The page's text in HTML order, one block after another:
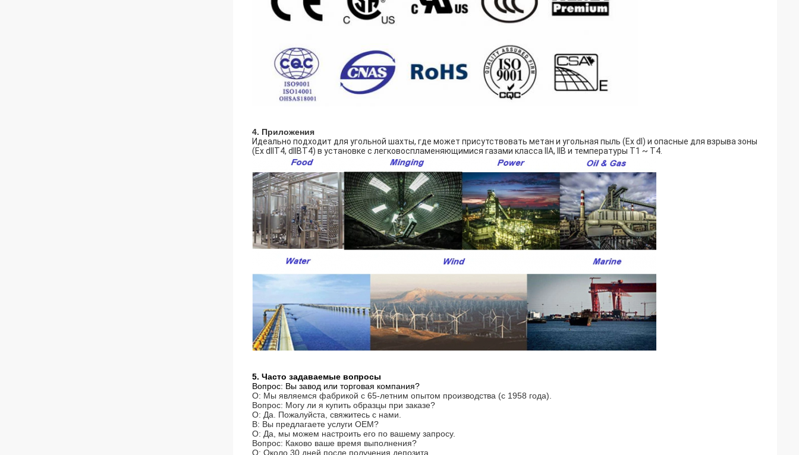
4. Приложения
Идеально подходит для угольной шахты, где может присутствовать метан и угольная пыль (Ex dI) и опасные для взрыва зоны
(Ex dIIT4, dIIBT4) в установке с легковоспламеняющимися газами класса IIA, IIB и температуры T1 ~ T4.
5. Часто задаваемые вопросы
Вопрос: Вы завод или торговая компания?
О: Мы являемся фабрикой с 65-летним опытом производства (с 1958 года).
Вопрос: Могу ли я купить образцы при заказе?
О: Да. Пожалуйста, свяжитесь с нами.
В: Вы предлагаете услуги OEM?
О: Да, мы можем настроить его по вашему запросу.
Вопрос: Каково ваше время выполнения?
О: Около 30 дней после получения депозита.